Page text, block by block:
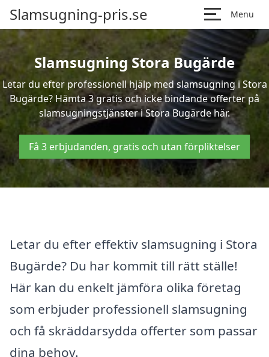
Slamsugning-pris.se Menu
Slamsugning Stora Bugärde
Letar du efter professionell hjälp med slamsugning i Stora
Bugärde? Hämta 3 gratis och icke bindande offerter på
slamsugningstjänster i Stora Bugärde här.
Få 3 erbjudanden, gratis och utan förpliktelser
Letar du efter effektiv slamsugning i Stora
Bugärde? Du har kommit till rätt ställe!
Här kan du enkelt jämföra olika företag
som erbjuder professionell slamsugning
och få skräddarsydda offerter som passar
dina behov.